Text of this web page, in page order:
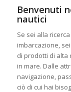
Benvenuti
nautici
Se sei alla
imbarcazione,
di prodotti di alta
in mare. Dalle
navigazione,
ciò di cui hai